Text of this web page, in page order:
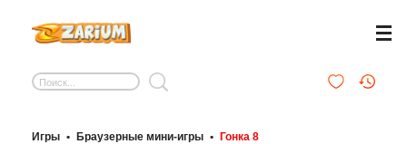
Игры • Браузерные мини-игры • Гонка 8